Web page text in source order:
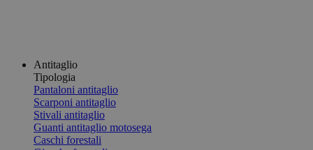
Antitaglio
Tipologia
Pantaloni antitaglio
Scarponi antitaglio
Stivali antitaglio
Guanti antitaglio motosega
Caschi forestali